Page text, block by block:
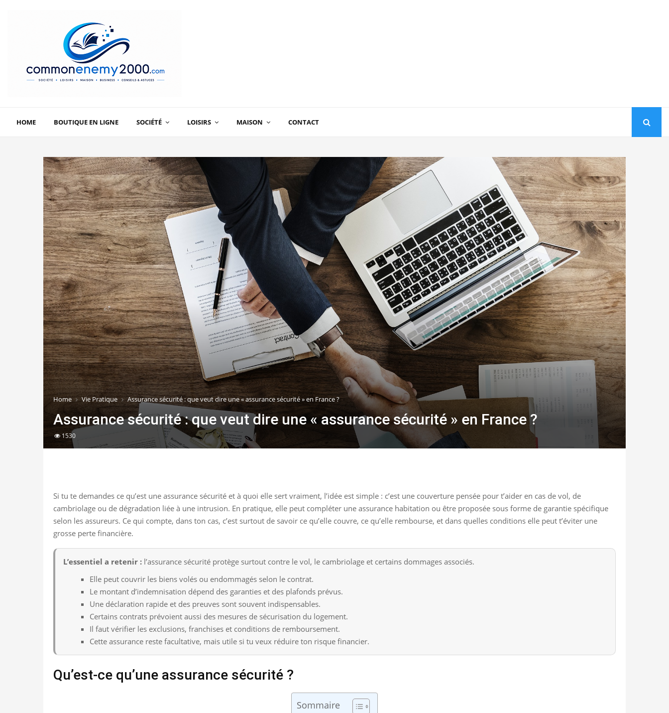
HOME BOUTIQUE EN LIGNE SOCIÉTÉ LOISIRS MAISON CONTACT
Home Vie Pratique Assurance sécurité : que veut dire une « assurance sécurité » en France ?
Assurance sécurité : que veut dire une « assurance sécurité » en France ?
1530
Si tu te demandes ce qu’est une assurance sécurité et à quoi elle sert vraiment, l’idée est simple : c’est une couverture pensée pour t’aider en cas de vol, de
cambriolage ou de dégradation liée à une intrusion. En pratique, elle peut compléter une assurance habitation ou être proposée sous forme de garantie spécifique
selon les assureurs. Ce qui compte, dans ton cas, c’est surtout de savoir ce qu’elle couvre, ce qu’elle rembourse, et dans quelles conditions elle peut t’éviter une
grosse perte financière.
L’essentiel a retenir : l’assurance sécurité protège surtout contre le vol, le cambriolage et certains dommages associés.
Elle peut couvrir les biens volés ou endommagés selon le contrat.
Le montant d’indemnisation dépend des garanties et des plafonds prévus.
Une déclaration rapide et des preuves sont souvent indispensables.
Certains contrats prévoient aussi des mesures de sécurisation du logement.
Il faut vérifier les exclusions, franchises et conditions de remboursement.
Cette assurance reste facultative, mais utile si tu veux réduire ton risque financier.
Qu’est-ce qu’une assurance sécurité ?
Sommaire